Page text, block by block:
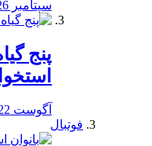
سپتامبر 26, 2019
پنج
آگوست 22, 2019
فوتبال